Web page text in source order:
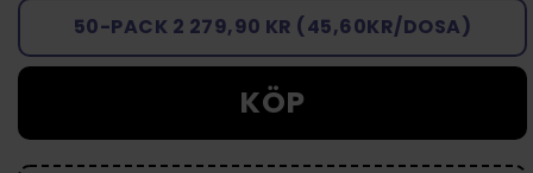
50-PACK 2 279,90 KR (45,60KR/DOSA)
KÖP